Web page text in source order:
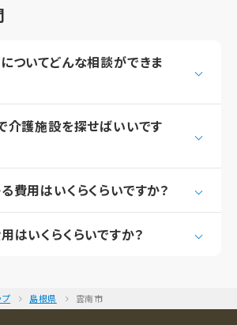
ついてどんな相談ができま
介護施設を探せばいいです
費用はいくらくらいですか？
はいくらくらいですか？
島根県 雲南市